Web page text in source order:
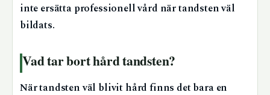
inte ersätta professionell vård när tandsten väl
bildats.
Vad tar bort hård tandsten?
När tandsten väl blivit hård finns det bara en